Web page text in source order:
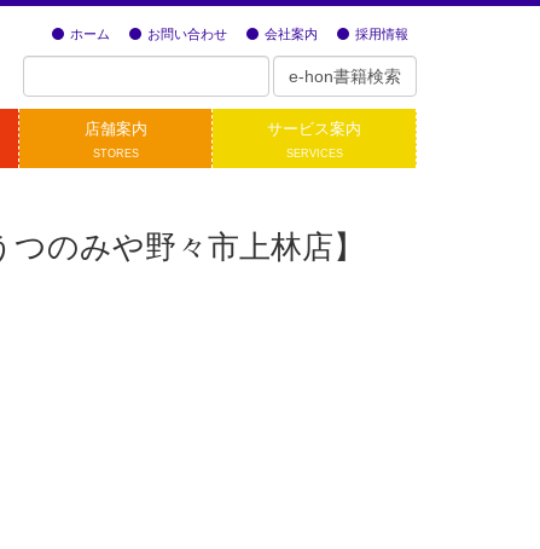
ホーム お問い合わせ 会社案内 採用情報
店舗案内
STORES
サービス案内
SERVICES
つのみや野々市上林店】